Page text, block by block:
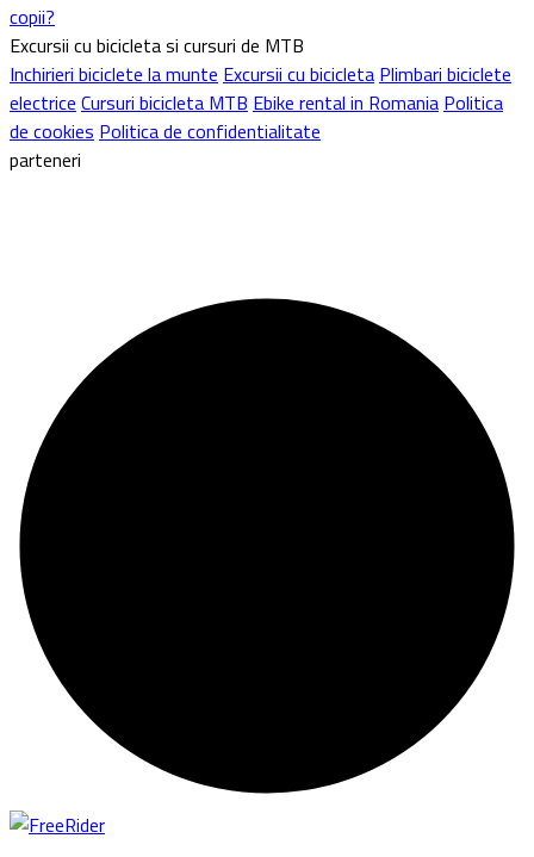
copii?
Excursii cu bicicleta si cursuri de MTB
Inchirieri biciclete la munte Excursii cu bicicleta Plimbari biciclete
electrice Cursuri bicicleta MTB Ebike rental in Romania Politica
de cookies Politica de confidentialitate
parteneri